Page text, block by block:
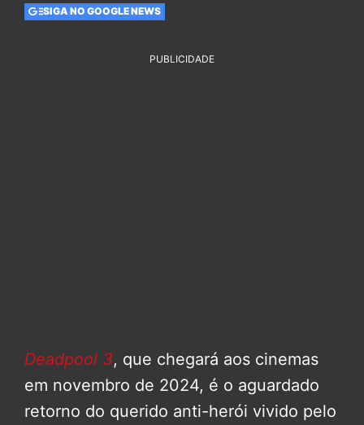
SIGA NO GOOGLE NEWS
PUBLICIDADE
Deadpool 3, que chegará aos cinemas
em novembro de 2024, é o aguardado
retorno do querido anti-herói vivido pelo